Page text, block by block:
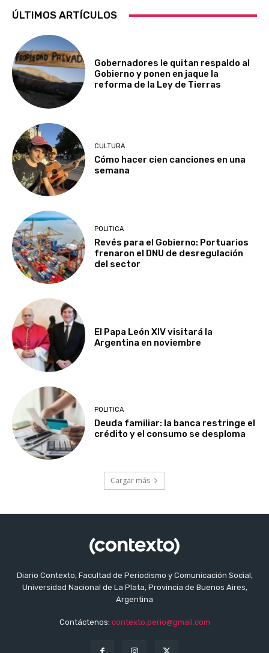
ÚLTIMOS ARTÍCULOS
Gobernadores le quitan respaldo al
Gobierno y ponen en jaque la
reforma de la Ley de Tierras
CULTURA
Cómo hacer cien canciones en una
semana
POLITICA
Revés para el Gobierno: Portuarios
frenaron el DNU de desregulación
del sector
El Papa León XIV visitará la
Argentina en noviembre
POLITICA
Deuda familiar: la banca restringe el
crédito y el consumo se desploma
Cargar más
Diario Contexto, Facultad de Periodismo y Comunicación Social,
Universidad Nacional de La Plata, Provincia de Buenos Aires,
Argentina
Contáctenos: contexto.perio@gmail.com